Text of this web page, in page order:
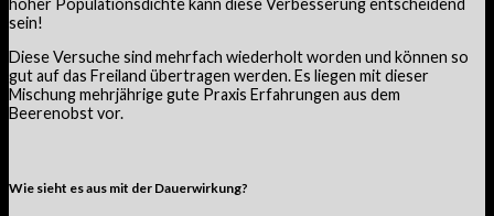
hoher Populationsdichte kann diese Verbesserung entscheidend
sein!
Diese Versuche sind mehrfach wiederholt worden und können so
gut auf das Freiland übertragen werden. Es liegen mit dieser
Mischung mehrjährige gute Praxis Erfahrungen aus dem
Beerenobst vor.
Wie sieht es aus mit der Dauerwirkung?